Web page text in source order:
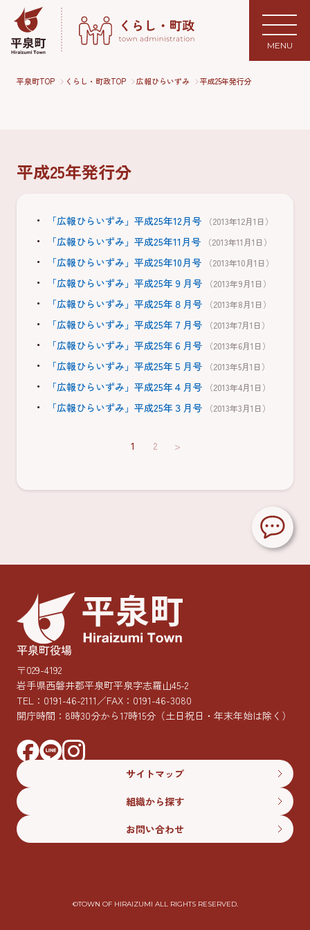
MENU
平泉町TOP くらし・町政TOP 広報ひらいずみ 平成25年発行分
平成25年発行分
「広報ひらいずみ」平成25年12月号 （2013年12月1日）
「広報ひらいずみ」平成25年11月号 （2013年11月1日）
「広報ひらいずみ」平成25年10月号 （2013年10月1日）
「広報ひらいずみ」平成25年９月号 （2013年9月1日）
「広報ひらいずみ」平成25年８月号 （2013年8月1日）
「広報ひらいずみ」平成25年７月号 （2013年7月1日）
「広報ひらいずみ」平成25年６月号 （2013年6月1日）
「広報ひらいずみ」平成25年５月号 （2013年5月1日）
「広報ひらいずみ」平成25年４月号 （2013年4月1日）
「広報ひらいずみ」平成25年３月号 （2013年3月1日）
1 2 >
©︎TOWN OF HIRAIZUMI ALL RIGHTS RESERVED.
平泉町役場
〒029-4192
岩手県西磐井郡平泉町平泉字志羅山45-2
TEL： 0191-46-2111／FAX：0191-46-3080
開庁時間：8時30分から17時15分 （土日祝日・年末年始は除く）
サイトマップ
組織から探す
お問い合わせ